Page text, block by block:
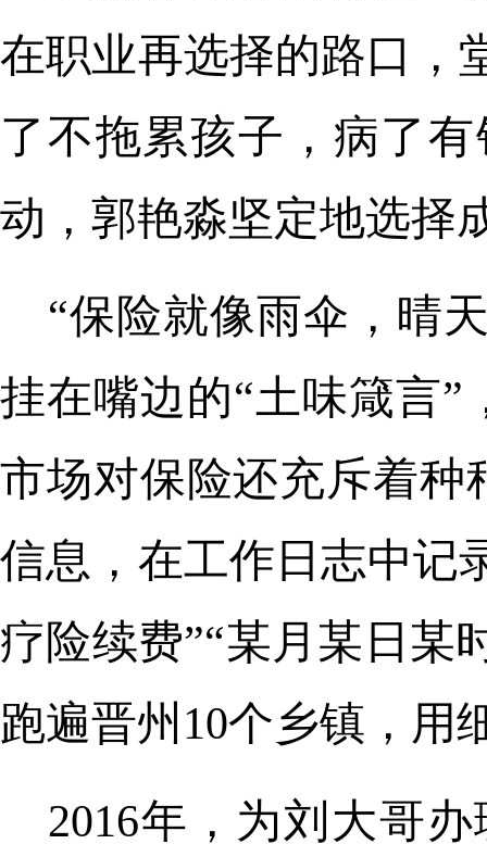
在职业再选择的路口，
了不拖累孩子，病了
动，郭艳淼坚定地选择
“保险就像雨伞，晴
挂在嘴边的“土味箴言
市场对保险还充斥着种
信息，在工作日志中
疗险续费”“某月某日
跑遍晋州10个乡镇，用
2016年，为刘大哥